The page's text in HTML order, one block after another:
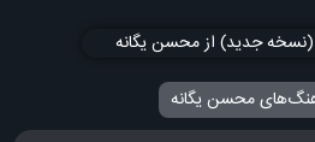
محسن یگانه